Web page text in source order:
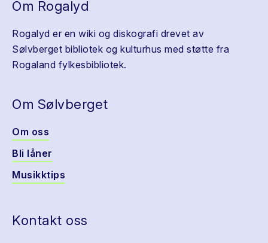
Om Rogalyd
Rogalyd er en wiki og diskografi drevet av
Sølvberget bibliotek og kulturhus med støtte fra
Rogaland fylkesbibliotek.
Om Sølvberget
Om oss
Bli låner
Musikktips
Kontakt oss